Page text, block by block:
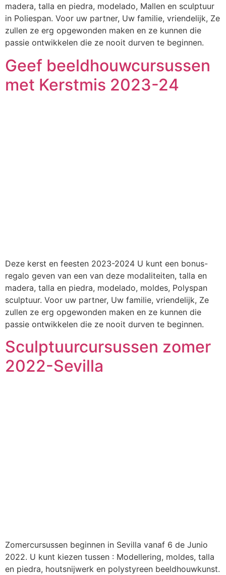
madera, talla en piedra, modelado, Mallen en sculptuur
in Poliespan. Voor uw partner, Uw familie, vriendelijk, Ze
zullen ze erg opgewonden maken en ze kunnen die
passie ontwikkelen die ze nooit durven te beginnen.
Geef beeldhouwcursussen
met Kerstmis 2023-24
Deze kerst en feesten 2023-2024 U kunt een bonus-
regalo geven van een van deze modaliteiten, talla en
madera, talla en piedra, modelado, moldes, Polyspan
sculptuur. Voor uw partner, Uw familie, vriendelijk, Ze
zullen ze erg opgewonden maken en ze kunnen die
passie ontwikkelen die ze nooit durven te beginnen.
Sculptuurcursussen zomer
2022-Sevilla
Zomercursussen beginnen in Sevilla vanaf 6 de Junio
2022. U kunt kiezen tussen : Modellering, moldes, talla
en piedra, houtsnijwerk en polystyreen beeldhouwkunst.